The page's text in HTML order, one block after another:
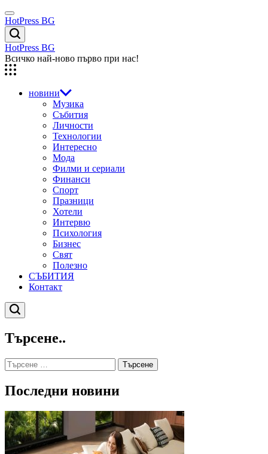
Skip
to
content
Menu
HotPress BG
Търсене
HotPress BG
Всичко най-ново първо при нас!
новини
Музика
Събития
Личности
Технологии
Интересно
Мода
Филми и сериали
Финанси
Спорт
Празници
Хотели
Интервю
Психология
Бизнес
Свят
Полезно
СЪБИТИЯ
Контакт
Търсене
Търсене..
Търсене
за:
Последни новини